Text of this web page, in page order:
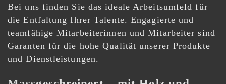
Bei uns finden Sie das ideale Arbeitsumfeld für
die Entfaltung Ihrer Talente. Engagierte und
teamfähige Mitarbeiterinnen und Mitarbeiter sind
Garanten für die hohe Qualität unserer Produkte
und Dienstleistungen.